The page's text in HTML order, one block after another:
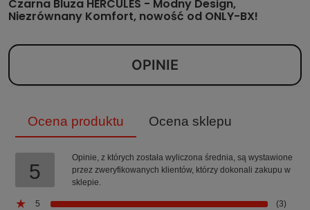
Czarna Bluza HERCULES - Modny Design,
Niezrównany Komfort, nowość od ONLY-BX!
OPINIE
Ocena produktu Ocena sklepu
5
Opinie, z których została wyliczona średnia, są wystawione
przez zweryfikowanych klientów, którzy dokonali zakupu w
sklepie.
5
(3)